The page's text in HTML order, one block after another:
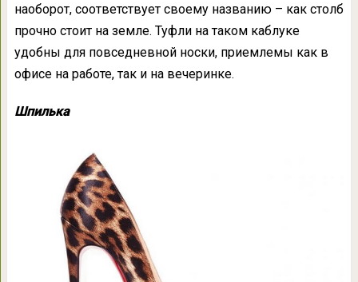
наоборот, соответствует своему названию – как столб
прочно стоит на земле. Туфли на таком каблуке
удобны для повседневной носки, приемлемы как в
офисе на работе, так и на вечеринке.
Шпилька